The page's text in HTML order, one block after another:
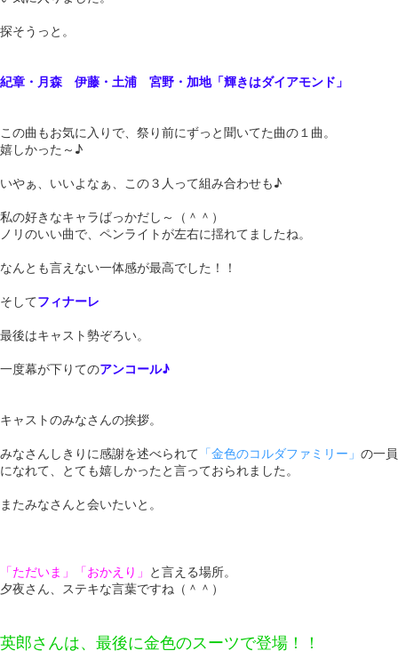
探そうっと。
紀章・月森 伊藤・土浦 宮野・加地「輝きはダイアモンド」
この曲もお気に入りで、祭り前にずっと聞いてた曲の１曲。
嬉しかった～♪
いやぁ、いいよなぁ、この３人って組み合わせも♪
私の好きなキャラばっかだし～（＾＾）
ノリのいい曲で、ペンライトが左右に揺れてましたね。
なんとも言えない一体感が最高でした！！
そしてフィナーレ
最後はキャスト勢ぞろい。
一度幕が下りてのアンコール♪
キャストのみなさんの挨拶。
みなさんしきりに感謝を述べられて 「金色のコルダファミリー」 の一員
になれて、とても嬉しかったと言っておられました。
またみなさんと会いたいと。
「ただいま」「おかえり」 と言える場所。
夕夜さん、ステキな言葉ですね（＾＾）
英郎さんは、最後に金色のスーツで登場！！